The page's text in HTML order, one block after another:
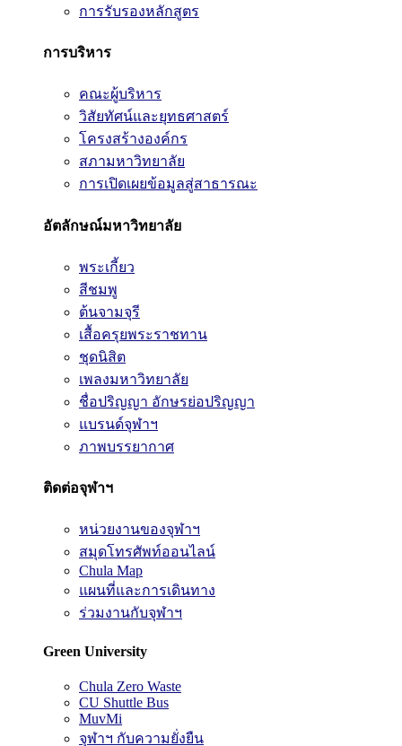
การรับรองหลักสูตร
การบริหาร
คณะผู้บริหาร
วิสัยทัศน์และยุทธศาสตร์
โครงสร้างองค์กร
สภามหาวิทยาลัย
การเปิดเผยข้อมูลสู่สาธารณะ
อัตลักษณ์มหาวิทยาลัย
พระเกี้ยว
สีชมพู
ต้นจามจุรี
เสื้อครุยพระราชทาน
ชุดนิสิต
เพลงมหาวิทยาลัย
ชื่อปริญญา อักษรย่อปริญญา
แบรนด์จุฬาฯ
ภาพบรรยากาศ
ติดต่อจุฬาฯ
หน่วยงานของจุฬาฯ
สมุดโทรศัพท์ออนไลน์
Chula Map
แผนที่และการเดินทาง
ร่วมงานกับจุฬาฯ
Green University
Chula Zero Waste
CU Shuttle Bus
MuvMi
จุฬาฯ กับความยั่งยืน